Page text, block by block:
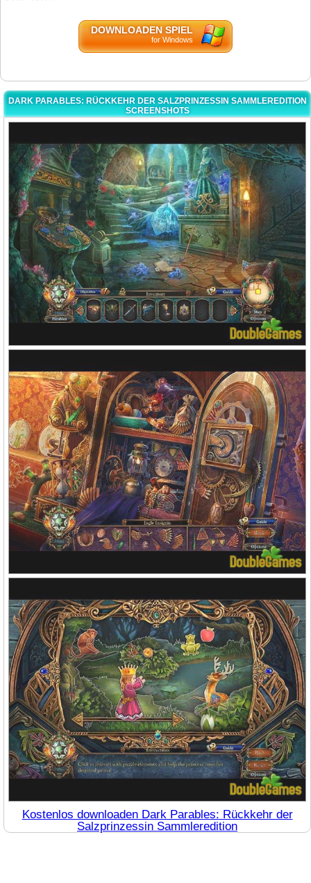
DOWNLOADEN SPIEL
for Windows
DARK PARABLES: RÜCKKEHR DER SALZPRINZESSIN SAMMLEREDITION
SCREENSHOTS
Kostenlos downloaden Dark Parables: Rückkehr der
Salzprinzessin Sammleredition